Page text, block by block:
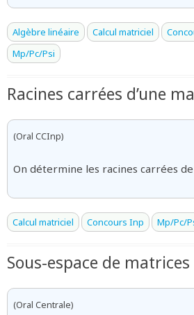
Algèbre linéaire Calcul matriciel
Mp/Pc/Psi
Racines carrées d’une
(Oral CCInp)
On détermine les racines carrées de
Calcul matriciel Concours Inp Mp/Pc/
Sous-espace de
(Oral Centrale)